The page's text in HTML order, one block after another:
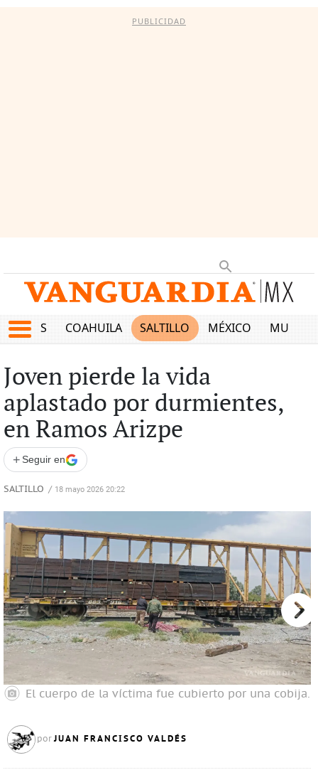
PUBLICIDAD
JUEGOS COAHUILA SALTILLO MÉXICO MUNDO
Joven pierde la vida
aplastado por durmientes,
en Ramos Arizpe
+ Seguir en
SALTILLO / 18 mayo 2026 20:22
El cuerpo de la víctima fue cubierto por una cobija.
porJUAN FRANCISCO VALDÉS